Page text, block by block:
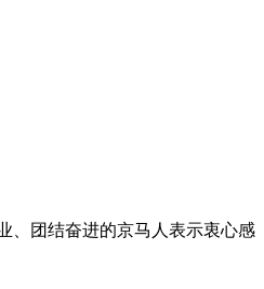
、团结奋进的京马人表示衷心感